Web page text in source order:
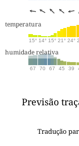
temperatura
15° 14° 15° 21° 24°
humidade relativa
67 70 67 45 39
Previsão
Tradução